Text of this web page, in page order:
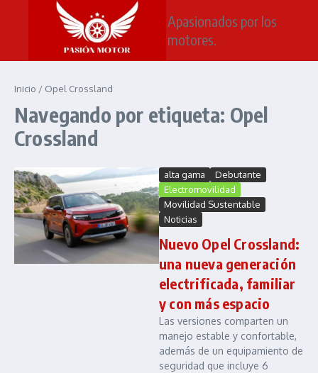
Saltar al contenido
Apasionados por los
motores.
Inicio / Opel Crossland
Navegando por etiqueta: Opel
Crossland
alta gama
Debutante
Electromovilidad
Movilidad Sustentable
Noticias
Nuevo Opel Crossland:
una nueva generación
electrificada, familiar
y con más espacio
Las versiones comparten un
manejo estable y confortable,
además de un equipamiento de
seguridad que incluye 6